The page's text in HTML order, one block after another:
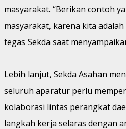
masyarakat. “Berikan contoh
masyarakat, karena kita
tegas Sekda saat
Lebih lanjut, Sekda Asahan
seluruh aparatur perlu
kolaborasi lintas perangkat
langkah kerja selaras dengan